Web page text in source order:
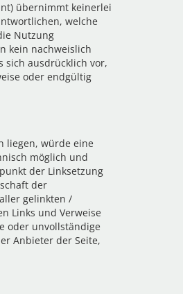
übernimmt keinerlei
welche
Nutzung
kein nachweislich
sich ausdrücklich vor,
oder endgültig
liegen, würde eine
möglich und
der Linksetzung
der
gelinkten /
Links und Verweise
oder unvollständige
Anbieter der Seite,